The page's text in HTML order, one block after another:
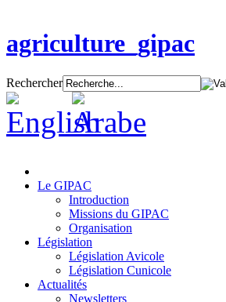
agriculture_gipac
Rechercher
Le GIPAC
Introduction
Missions du GIPAC
Organisation
Législation
Législation Avicole
Législation Cunicole
Actualités
Newsletters